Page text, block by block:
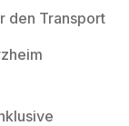
den Transport